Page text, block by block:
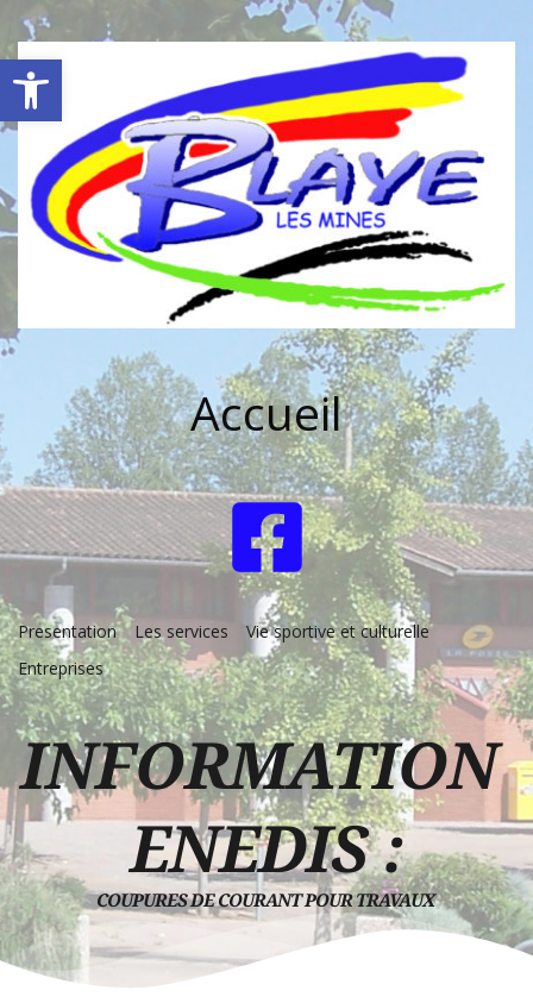
Ouvrir la barre d’outils
Accueil
Presentation Les services
Vie sportive et culturelle
Entreprises
INFORMATION
ENEDIS :
COUPURES DE COURANT POUR TRAVAUX